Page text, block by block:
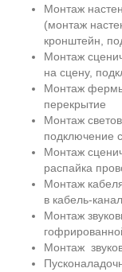
Монтаж
(монтаж
кронштейн,
Монтаж
на сцену,
Монтаж фермы
перекрытие
Монтаж
подключение
Монтаж
распайка
Монтаж
в кабель-
Монтаж
Монтаж